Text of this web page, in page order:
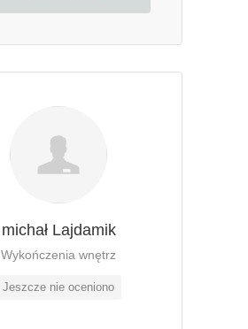
michał Lajdamik
Wykończenia wnętrz
Jeszcze nie oceniono